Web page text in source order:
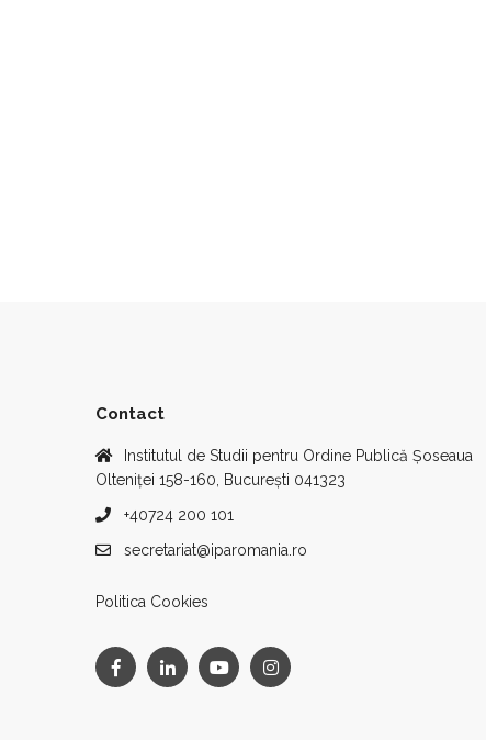
Contact
Institutul de Studii pentru Ordine Publică Șoseaua
Olteniței 158-160, București 041323
+40724 200 101
secretariat@iparomania.ro
Politica Cookies